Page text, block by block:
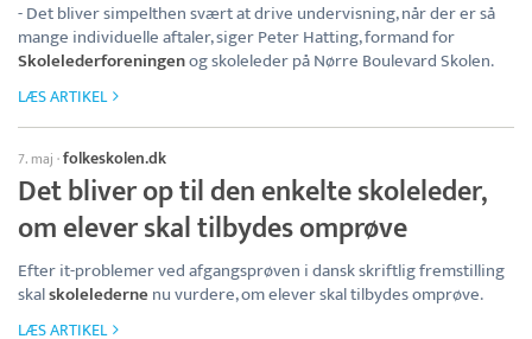
- Det bliver simpelthen svært at drive undervisning, når der er så
mange individuelle aftaler, siger Peter Hatting, formand for
Skolelederforeningenog skoleleder på Nørre Boulevard Skolen.
LÆS ARTIKEL
7. maj ·folkeskolen.dk
Det bliver op til den enkelte skoleleder,
om elever skal tilbydes omprøve
Efter it-problemer ved afgangsprøven i dansk skriftlig fremstilling
skalskoleledernenu vurdere, om elever skal tilbydes omprøve.
LÆS ARTIKEL